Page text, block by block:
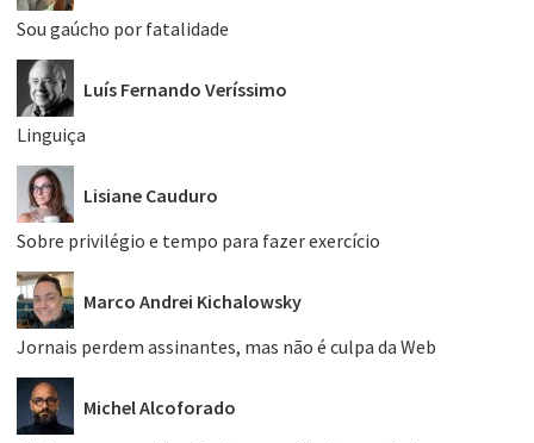
Sou gaúcho por fatalidade
Luís Fernando Veríssimo
Linguiça
Lisiane Cauduro
Sobre privilégio e tempo para fazer exercício
Marco Andrei Kichalowsky
Jornais perdem assinantes, mas não é culpa da Web
Michel Alcoforado